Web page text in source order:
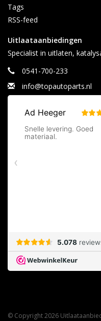
Tags
RSS-feed
Uitlaataanbiedingen
Specialist in uitlaten,
0541-700-233
info@topautoparts.nl
© Copyright 2026